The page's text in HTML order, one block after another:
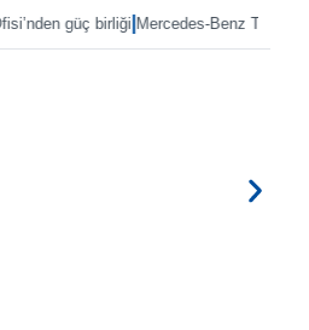
|Mercedes-Benz Türk’te Heiko